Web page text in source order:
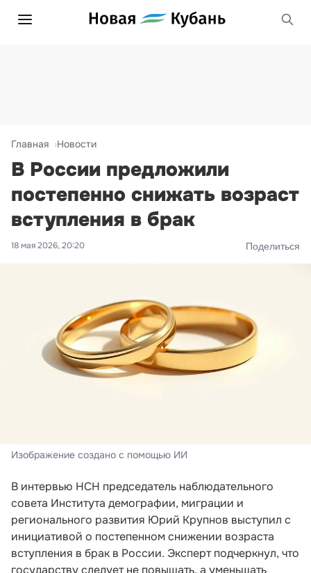
Главная Новости
В России предложили
постепенно снижать возраст
вступления в брак
18 мая 2026, 20:20 Поделиться
Изображение создано с помощью ИИ
В интервью НСН председатель наблюдательного
совета Института демографии, миграции и
регионального развития Юрий Крупнов выступил с
инициативой о постепенном снижении возраста
вступления в брак в России. Эксперт подчеркнул, что
государству следует не повышать, а уменьшать